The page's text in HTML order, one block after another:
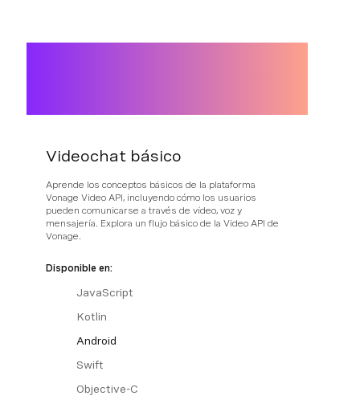
Videochat básico
Aprende los conceptos básicos de la plataforma
Vonage Video API, incluyendo cómo los usuarios
pueden comunicarse a través de vídeo, voz y
mensajería. Explora un flujo básico de la Video API de
Vonage.
Disponible en:
JavaScript
Kotlin
Android
Swift
Objective-C